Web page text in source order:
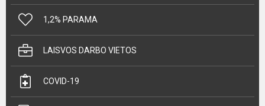
1,2% PARAMA
LAISVOS DARBO VIETOS
COVID-19